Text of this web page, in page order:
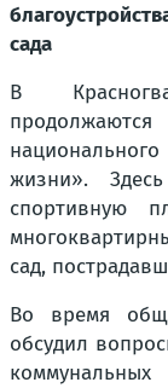
сада
В
жизни».
спортивную
сад,
Во время
обсудил